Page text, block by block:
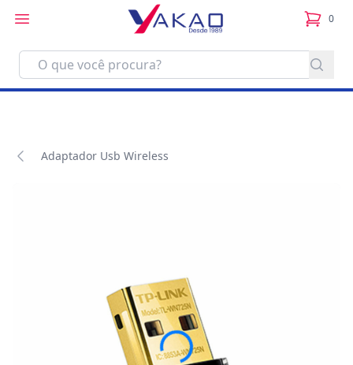
0
itens
Adaptador Usb Wireless